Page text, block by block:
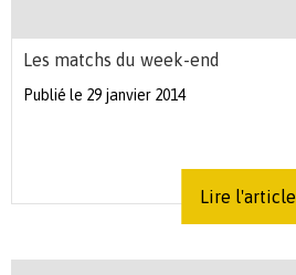
Les matchs du week-end
Publié le 29 janvier 2014
Lire l'article